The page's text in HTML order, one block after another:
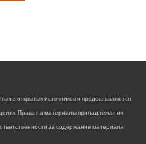
из открытых источников и предоставляются
Права на материалы принадлежат их
за содержание материала